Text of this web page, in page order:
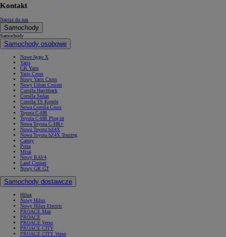
Kontakt
Napisz do nas
Samochody
Samochody
Samochody osobowe
Nowe Aygo X
Yaris
GR Yaris
Yaris Cross
Nowy Yaris Cross
Nowy Urban Cruiser
Corolla Hatchback
Corolla Sedan
Corolla TS Kombi
Nowa Corolla Cross
Toyota C-HR
Toyota C-HR Plug-in
Nowa Toyota C-HR+
Nowa Toyota bZ4X
Nowa Toyota bZ4X Touring
Camry
Prius
Mirai
Nowy RAV4
Land Cruiser
Nowy GR GT
Samochody dostawcze
Hilux
Nowy Hilux
Nowy Hilux Electric
PROACE Max
PROACE
PROACE Verso
PROACE CITY
PROACE CITY Verso